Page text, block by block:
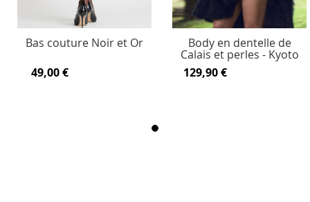
Bas couture Noir et Or
49,00 €
Body en dentelle de
Calais et perles - Kyoto
129,90 €